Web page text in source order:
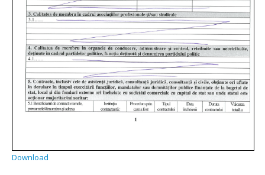
Download